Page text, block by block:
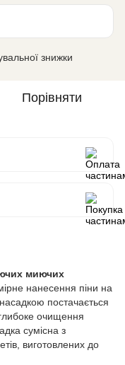
знижки
Порівняти
миючих
нанесення піни на
постачається
очищення
сумісна з
виготовлених до